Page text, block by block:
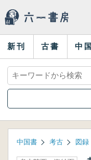
新刊 古書 中
中国書 考古 図録